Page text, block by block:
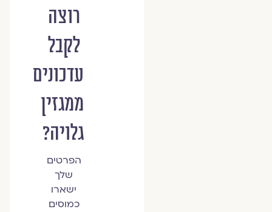
רוצה
לקבל
עדכונים
ממגזין
גלויה?
הפרטים
שלך
ישארו
כמוסים